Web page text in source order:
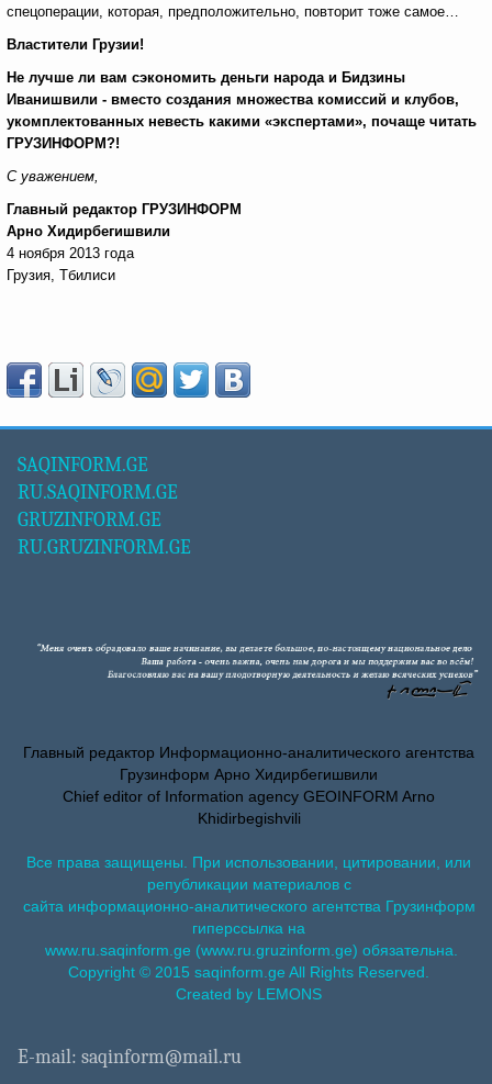
спецоперации, которая, предположительно, повторит тоже самое…
Властители Грузии!
Не лучше ли вам сэкономить деньги народа и Бидзины
Иванишвили - вместо создания множества комиссий и клубов,
укомплектованных невесть какими «экспертами», почаще читать
ГРУЗИНФОРМ?!
С уважением,
Главный редактор ГРУЗИНФОРМ
Арно Хидирбегишвили
4 ноября 2013 года
Грузия, Тбилиси
SAQINFORM.GE
RU.SAQINFORM.GE
GRUZINFORM.GE
RU.GRUZINFORM.GE
Главный редактор Информационно-аналитического агентства
Грузинформ Арно Хидирбегишвили
Chief editor of Information agency GEOINFORM Arno
Khidirbegishvili
Все права защищены. При использовании, цитировании, или
републикации материалов с
сайта информационно-аналитического агентства Грузинформ
гиперссылка на
www.ru.saqinform.ge (www.ru.gruzinform.ge) обязательна.
Copyright © 2015 saqinform.ge All Rights Reserved.
Created by LEMONS
E-mail: saqinform@mail.ru